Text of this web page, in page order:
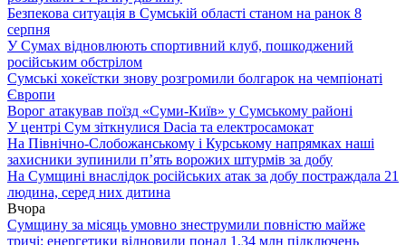
Безпекова ситуація в Сумській області станом на ранок 8
серпня
У Сумах відновлюють спортивний клуб, пошкоджений
російським обстрілом
Сумські хокеїстки знову розгромили болгарок на чемпіонаті
Європи
Ворог атакував поїзд «Суми-Київ» у Сумському районі
У центрі Сум зіткнулися Dacia та електросамокат
На Північно-Слобожанському і Курському напрямках наші
захисники зупинили п’ять ворожих штурмів за добу
На Сумщині внаслідок російських атак за добу постраждала 21
людина, серед них дитина
Вчора
Сумщину за місяць умовно знеструмили повністю майже
тричі: енергетики відновили понад 1,34 млн підключень